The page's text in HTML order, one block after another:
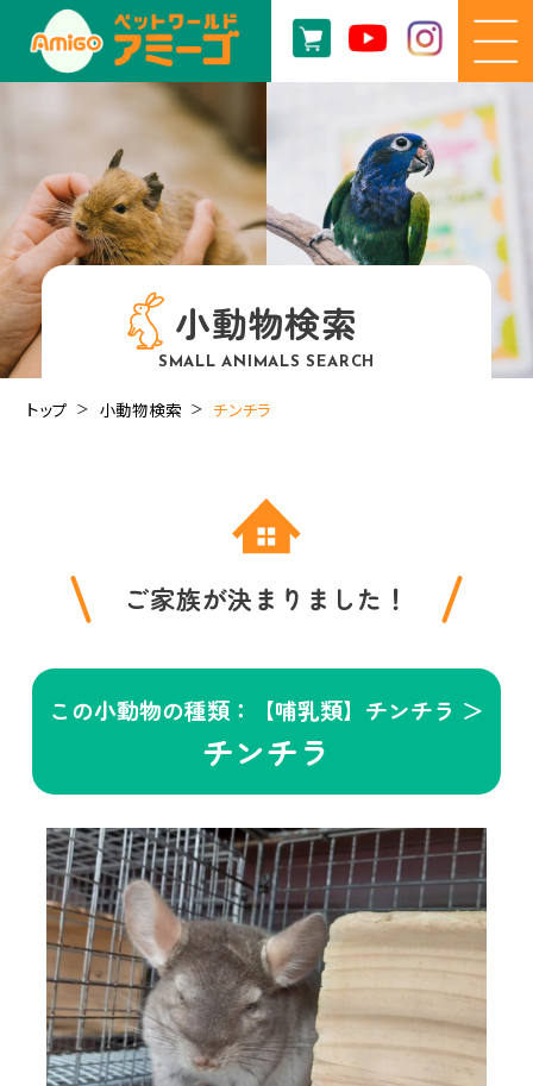
小動物検索
SMALL ANIMALS SEARCH
トップ 小動物検索 チンチラ
ご家族が決まりました！
この小動物の種類：【哺乳類】チンチラ ＞
チンチラ